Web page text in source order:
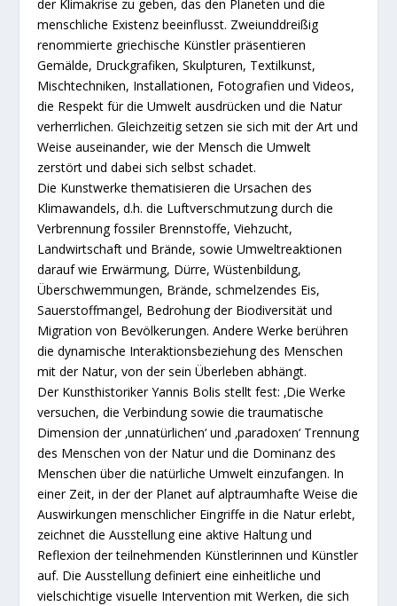
der Klimakrise zu geben, das den Planeten und die
menschliche Existenz beeinflusst. Zweiunddreißig
renommierte griechische Künstler präsentieren
Gemälde, Druckgrafiken, Skulpturen, Textilkunst,
Mischtechniken, Installationen, Fotografien und Videos,
die Respekt für die Umwelt ausdrücken und die Natur
verherrlichen. Gleichzeitig setzen sie sich mit der Art und
Weise auseinander, wie der Mensch die Umwelt
zerstört und dabei sich selbst schadet.
Die Kunstwerke thematisieren die Ursachen des
Klimawandels, d.h. die Luftverschmutzung durch die
Verbrennung fossiler Brennstoffe, Viehzucht,
Landwirtschaft und Brände, sowie Umweltreaktionen
darauf wie Erwärmung, Dürre, Wüstenbildung,
Überschwemmungen, Brände, schmelzendes Eis,
Sauerstoffmangel, Bedrohung der Biodiversität und
Migration von Bevölkerungen. Andere Werke berühren
die dynamische Interaktionsbeziehung des Menschen
mit der Natur, von der sein Überleben abhängt.
Der Kunsthistoriker Yannis Bolis stellt fest: ‚Die Werke
versuchen, die Verbindung sowie die traumatische
Dimension der ‚unnatürlichen‘ und ‚paradoxen‘ Trennung
des Menschen von der Natur und die Dominanz des
Menschen über die natürliche Umwelt einzufangen. In
einer Zeit, in der der Planet auf alptraumhafte Weise die
Auswirkungen menschlicher Eingriffe in die Natur erlebt,
zeichnet die Ausstellung eine aktive Haltung und
Reflexion der teilnehmenden Künstlerinnen und Künstler
auf. Die Ausstellung definiert eine einheitliche und
vielschichtige visuelle Intervention mit Werken, die sich